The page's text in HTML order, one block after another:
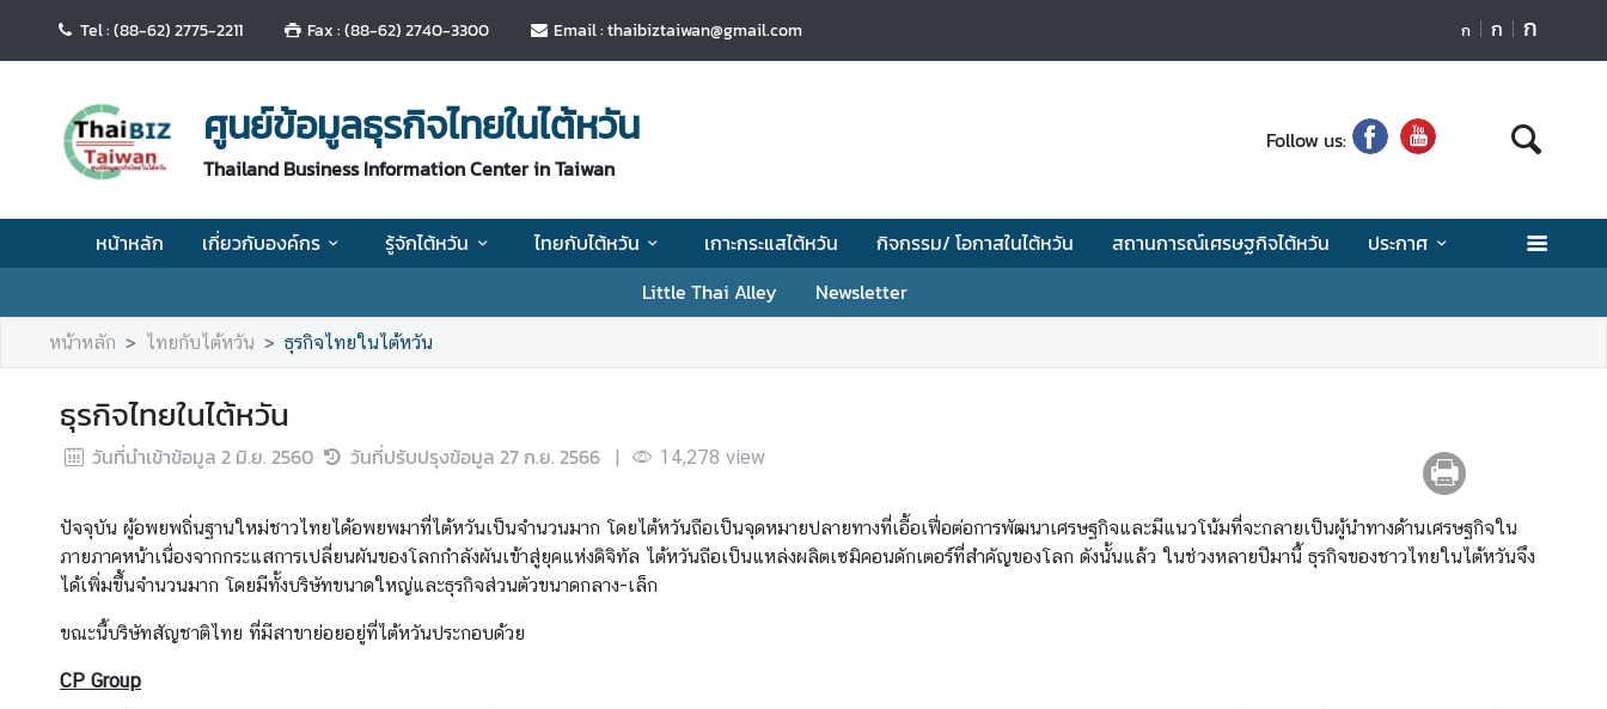
Tel : (88-62) 2775-2211 Fax : (88-62) 2740-3300 Email : thaibiztaiwan@gmail.com ก ก ก
ศูนย์ข้อมูลธุรกิจไทยในไต้หวัน
Thailand Business Information Center in Taiwan
Follow us:
หน้าหลัก เกี่ยวกับองค์กร รู้จักไต้หวัน ไทยกับไต้หวัน เกาะกระแสไต้หวัน กิจกรรม/ โอกาสในไต้หวัน สถานการณ์เศรษฐกิจไต้หวัน
ประกาศ
Little Thai Alley
Newsletter
า
ห
ก
เ
ย
ว
บ
อ
ง
ก
ร
รู้
จั
ก
หน้าหลัก ไทยกับไต้หวัน ธุรกิจไทยในไต้หวัน
ธุรกิจไทยในไต้หวัน
วันที่นำเข้าข้อมูล 2 มิ.ย. 2560 วันที่ปรับปรุงข้อมูล 27 ก.ย. 2566 | 14,278 view
ปัจจุบัน ผู้อพยพถิ่นฐานใหม่ชาวไทยได้อพยพมาที่ไต้หวันเป็นจำนวนมาก โดยไต้หวันถือเป็นจุดหมายปลายทางที่เอื้อเฟื่อต่อการพัฒนาเศรษฐกิจและมีแนวโน้มที่จะกลายเป็นผู้นำทางด้านเศรษฐกิจใน
ภายภาคหน้าเนื่องจากกระแสการเปลี่ยนผันของโลกกำลังผันเข้าสู่ยุคแห่งดิจิทัล ไต้หวันถือเป็นแหล่งผลิตเซมิคอนดักเตอร์ที่สำคัญของโลก ดังนั้นแล้ว ในช่วงหลายปีมานี้ ธุรกิจของชาวไทยในไต้หวันจึง
ได้เพิ่มขึ้นจำนวนมาก โดยมีทั้งบริษัทขนาดใหญ่และธุรกิจส่วนตัวขนาดกลาง-เล็ก
ขณะนี้บริษัทสัญชาติไทย ที่มีสาขาย่อยอยู่ที่ไต้หวันประกอบด้วย
CP Group